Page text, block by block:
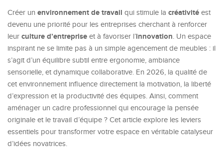
Créer un environnement de travail qui stimule la créativité est
devenu une priorité pour les entreprises cherchant à renforcer
leur culture d’entreprise et à favoriser l’innovation. Un espace
inspirant ne se limite pas à un simple agencement de meubles : il
s’agit d’un équilibre subtil entre ergonomie, ambiance
sensorielle, et dynamique collaborative. En 2026, la qualité de
cet environnement influence directement la motivation, la liberté
d’expression et la productivité des équipes. Ainsi, comment
aménager un cadre professionnel qui encourage la pensée
originale et le travail d’équipe ? Cet article explore les leviers
essentiels pour transformer votre espace en véritable catalyseur
d’idées novatrices.